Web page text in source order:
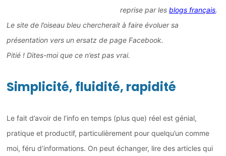
reprise par lesblogs français.
Le site de l’oiseaubleu chercherait à faire évoluer sa
présentation vers un ersatz de page Facebook.
Pitié ! Dites-moi que ce n’est pas vrai.
Simplicité, fluidité, rapidité
Le fait d’avoir de l’info en temps (plus que) réel est génial,
pratique et productif, particulièrement pour quelqu’un comme
moi, féru d’informations. On peut échanger, lire des articles qui